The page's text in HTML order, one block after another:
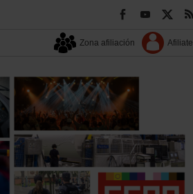
Zona afiliación Afiliate